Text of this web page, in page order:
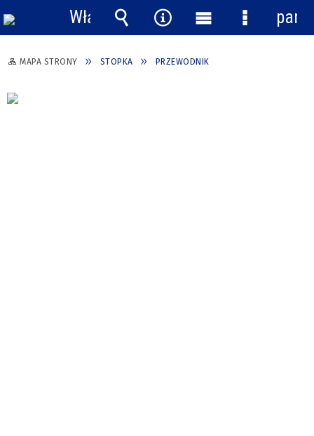
MAPA STRONY STOPKA PRZEWODNIK
Włącz
powiadomienia
Wyszukiwarka
Narzędzia
Menu
główne
Menu
panel